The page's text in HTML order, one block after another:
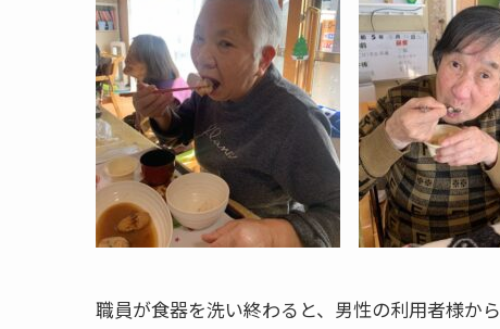
職員が食器を洗い終わると、男性の利用者様から